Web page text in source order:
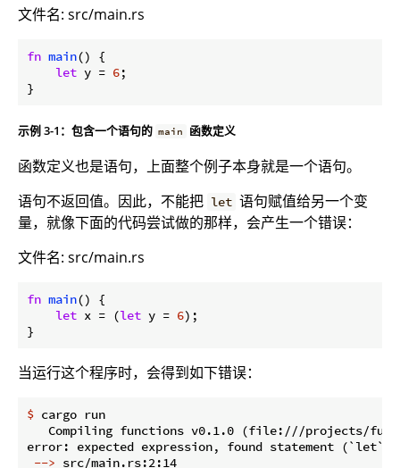
文件名: src/main.rs
fn main() {
let y = 6;
}
示例 3-1：包含一个语句的 main 函数定义
函数定义也是语句，上面整个例子本身就是一个语句。
语句不返回值。因此，不能把 let 语句赋值给另一个变
量，就像下面的代码尝试做的那样，会产生一个错误：
文件名: src/main.rs
fn main() {
let x = (let y = 6);
}
当运行这个程序时，会得到如下错误：
$ cargo run
Compiling functions v0.1.0 (file:///projects/
--> src/main.rs:2:14